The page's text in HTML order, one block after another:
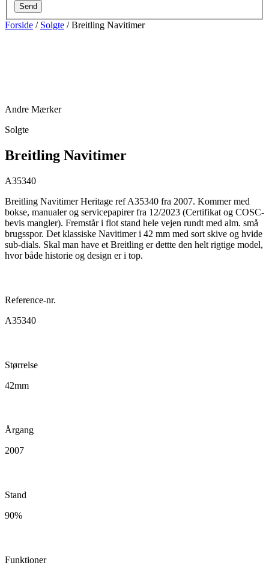
Send
Forside / Solgte / Breitling Navitimer
Andre Mærker
Solgte
Breitling Navitimer
A35340
Breitling Navitimer Heritage ref A35340 fra 2007. Kommer med
bokse, manualer og servicepapirer fra 12/2023 (Certifikat og COSC-
bevis mangler). Fremstår i flot stand hele vejen rundt med alm. små
brugsspor. Det klassiske Navitimer i 42 mm med sort skive og hvide
sub-dials. Skal man have et Breitling er dettte den helt rigtige model,
hvor både historie og design er i top.
Reference-nr.
A35340
Størrelse
42mm
Årgang
2007
Stand
90%
Funktioner